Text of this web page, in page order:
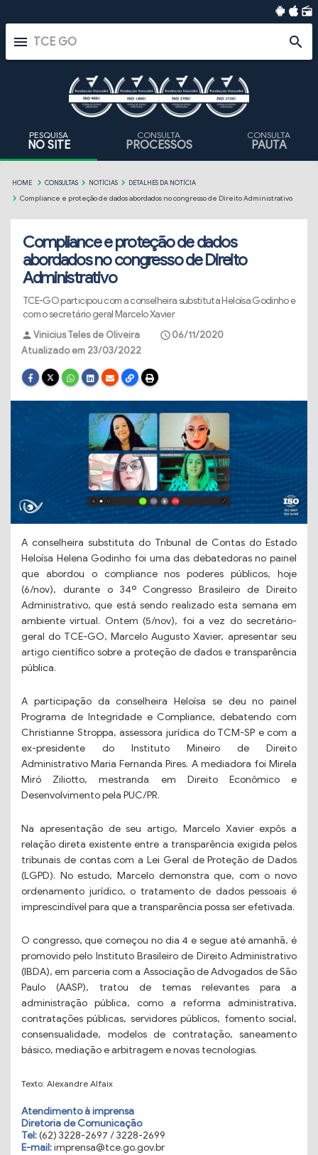
radio
menu search
PESQUISA
NO SITE
CONSULTA
PROCESSOS
CONSULTA
PAUTA
HOME CONSULTAS NOTÍCIAS DETALHES DA NOTÍCIA
Compliance e proteção de dados abordados no congresso de Direito Administrativo
Compliance e proteção de dados
abordados no congresso de Direito
Administrativo
TCE-GO participou com a conselheira substituta Heloísa Godinho e
com o secretário geral Marcelo Xavier
personVinicius Teles de Oliveira schedule06/11/2020
Atualizado em 23/03/2022
A conselheira substituta do Tribunal de Contas do Estado
Heloísa Helena Godinho foi uma das debatedoras no painel
que abordou o compliance nos poderes públicos, hoje
(6/nov), durante o 34º Congresso Brasileiro de Direito
Administrativo, que está sendo realizado esta semana em
ambiente virtual. Ontem (5/nov), foi a vez do secretário-
geral do TCE-GO, Marcelo Augusto Xavier, apresentar seu
artigo científico sobre a proteção de dados e transparência
pública.
A participação da conselheira Heloísa se deu no painel
Programa de Integridade e Compliance, debatendo com
Christianne Stroppa, assessora jurídica do TCM-SP e com a
ex-presidente do Instituto Mineiro de Direito
Administrativo Maria Fernanda Pires. A mediadora foi Mirela
Miró Ziliotto, mestranda em Direito Econômico e
Desenvolvimento pela PUC/PR.
Na apresentação de seu artigo, Marcelo Xavier expôs a
relação direta existente entre a transparência exigida pelos
tribunais de contas com a Lei Geral de Proteção de Dados
(LGPD). No estudo, Marcelo demonstra que, com o novo
ordenamento jurídico, o tratamento de dados pessoais é
imprescindível para que a transparência possa ser efetivada.
O congresso, que começou no dia 4 e segue até amanhã, é
promovido pelo Instituto Brasileiro de Direito Administrativo
(IBDA), em parceria com a Associação de Advogados de São
Paulo (AASP), tratou de temas relevantes para a
administração pública, como a reforma administrativa,
contratações públicas, servidores públicos, fomento social,
consensualidade, modelos de contratação, saneamento
básico, mediação e arbitragem e novas tecnologias.
Texto: Alexandre Alfaix
Atendimento à imprensa
Diretoria de Comunicação
Tel:(62) 3228-2697 / 3228-2699
E-mail:imprensa@tce.go.gov.br